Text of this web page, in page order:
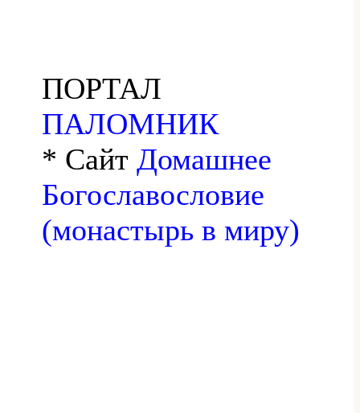
ПОРТАЛ
ПАЛОМНИК
* Сайт Домашнее
Богославословие
(монастырь в миру)